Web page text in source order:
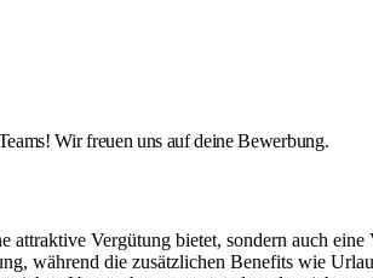
Wir freuen uns auf deine Bewerbung.
Vergütung bietet, sondern auch
während die zusätzlichen Benefits wie